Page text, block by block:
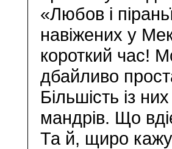
«Любов і
навіжених у
короткий час!
дбайливо
Більшість із
мандрів. Що
Та й, щиро